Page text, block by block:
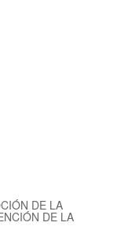
DE LA
DE LA